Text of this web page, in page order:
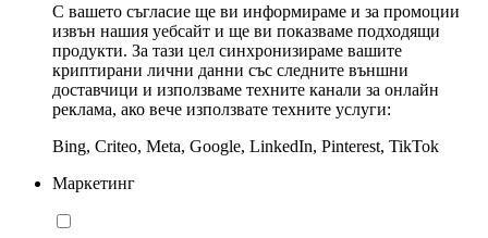
С вашето съгласие ще ви информираме и за промоции
извън нашия уебсайт и ще ви показваме подходящи
продукти. За тази цел синхронизираме вашите
криптирани лични данни със следните външни
доставчици и използваме техните канали за онлайн
реклама, ако вече използвате техните услуги:
Bing, Criteo, Meta, Google, LinkedIn, Pinterest, TikTok
Маркетинг